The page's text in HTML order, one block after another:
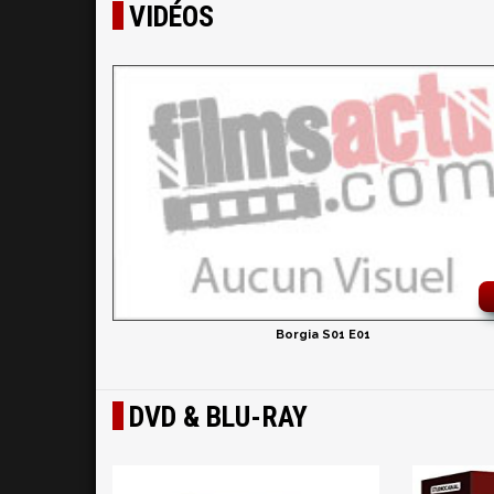
VIDÉOS
Borgia S01 E01
DVD & BLU-RAY